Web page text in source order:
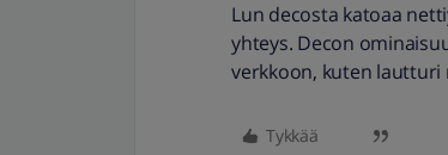
Lun decosta katoaa
yhteys. Decon
verkkoon, kuten lautturi
Tykkää